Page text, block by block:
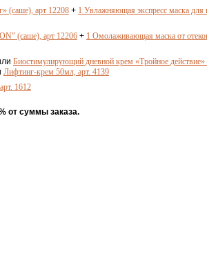
(саше), арт 12208 + 1 Увлажняющая экспресс маска
(саше), арт 12206 + 1 Омолаживающая маска от
Биостимулирующий дневной крем «Тройное действие»
Лифтинг-крем 50мл, арт. 4139
1612
от суммы заказа.